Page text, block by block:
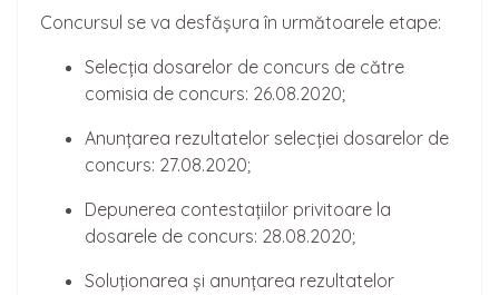
Concursul se va desfășura în următoarele etape:
Selecția dosarelor de concurs de către
comisia de concurs: 26.08.2020;
Anunțarea rezultatelor selecției dosarelor de
concurs: 27.08.2020;
Depunerea contestațiilor privitoare la
dosarele de concurs: 28.08.2020;
Soluționarea și anunțarea rezultatelor